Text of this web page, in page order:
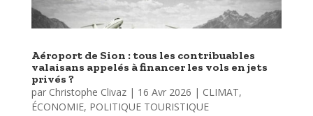
Aéroport de Sion : tous les contribuables
valaisans appelés à financer les vols en jets
privés ?
par Christophe Clivaz| 16 Avr 2026 | CLIMAT,
ÉCONOMIE, POLITIQUE TOURISTIQUE